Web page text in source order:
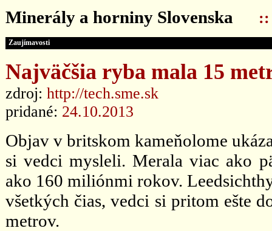
Minerály a horniny Slovenska ::
Zaujímavosti
Najväčšia ryba mala 15
zdroj: http://tech.sme.sk
pridané: 24.10.2013
Objav v britskom kameňolome
si vedci mysleli. Merala viac ako
ako 160 miliónmi rokov.
všetkých čias, vedci si pritom ešte
metrov.